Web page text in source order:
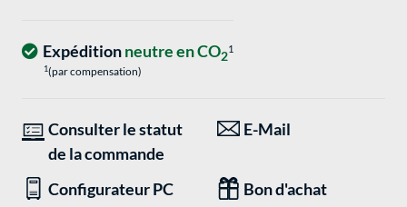
Expéditionneutre en CO21
1(par compensation)
Consulter le statut
de la commande
E-Mail
Configurateur PC Bon d'achat